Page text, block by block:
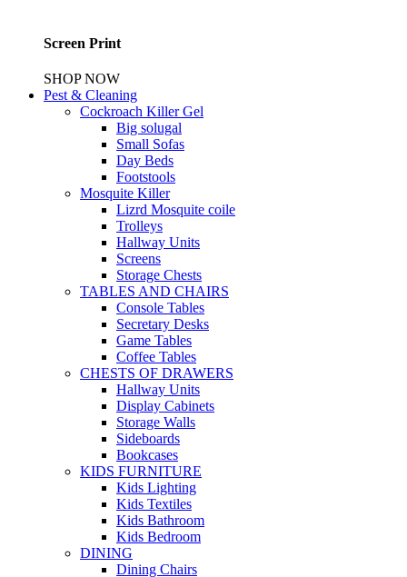
Screen Print
SHOP NOW
Pest & Cleaning
Cockroach Killer Gel
Big solugal
Small Sofas
Day Beds
Footstools
Mosquite Killer
Lizrd Mosquite coile
Trolleys
Hallway Units
Screens
Storage Chests
TABLES AND CHAIRS
Console Tables
Secretary Desks
Game Tables
Coffee Tables
CHESTS OF DRAWERS
Hallway Units
Display Cabinets
Storage Walls
Sideboards
Bookcases
KIDS FURNITURE
Kids Lighting
Kids Textiles
Kids Bathroom
Kids Bedroom
DINING
Dining Chairs